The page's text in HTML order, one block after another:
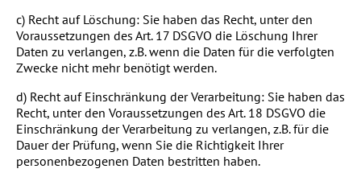
c) Recht auf Löschung: Sie haben das Recht, unter den
Voraussetzungen des Art. 17 DSGVO die Löschung Ihrer
Daten zu verlangen, z.B. wenn die Daten für die verfolgten
Zwecke nicht mehr benötigt werden.
d) Recht auf Einschränkung der Verarbeitung: Sie haben das
Recht, unter den Voraussetzungen des Art. 18 DSGVO die
Einschränkung der Verarbeitung zu verlangen, z.B. für die
Dauer der Prüfung, wenn Sie die Richtigkeit Ihrer
personenbezogenen Daten bestritten haben.